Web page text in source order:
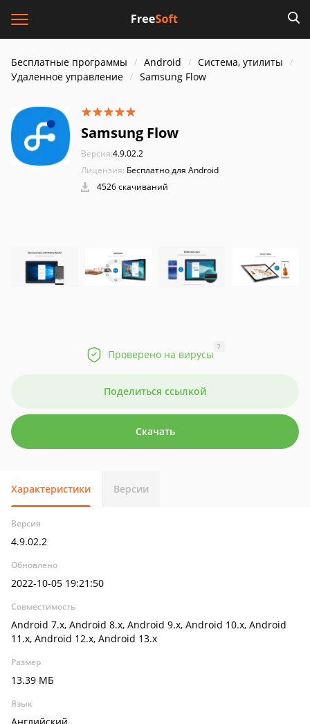
Бесплатные программы Android
Система, утилиты
Удаленное управление
Samsung Flow
Samsung Flow
Версия:4.9.02.2
Лицензия: Бесплатно для Android
4526 скачиваний
Проверено на вирусы
?
Поделиться ссылкой
Скачать
Характеристики Версии
Версия
4.9.02.2
Обновлено
2022-10-05 19:21:50
Совместимость
Android 7.x, Android 8.x, Android 9.x, Android 10.x, Android
11.x, Android 12.x, Android 13.x
Размер
13.39 МБ
Язык